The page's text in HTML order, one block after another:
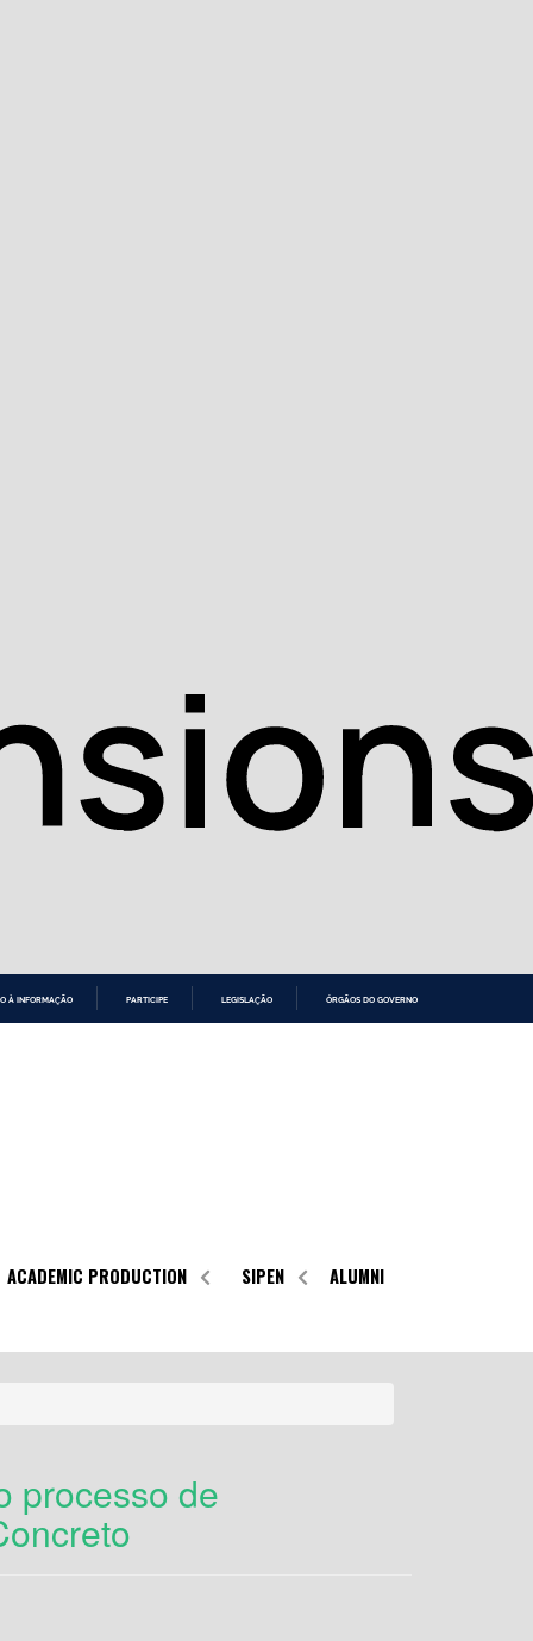
À INFORMAÇÃO PARTICIPE LEGISLAÇÃO ÓRGÃOS DO GOVERNO
ACADEMIC PRODUCTION SIPEN ALUMNI
processo de